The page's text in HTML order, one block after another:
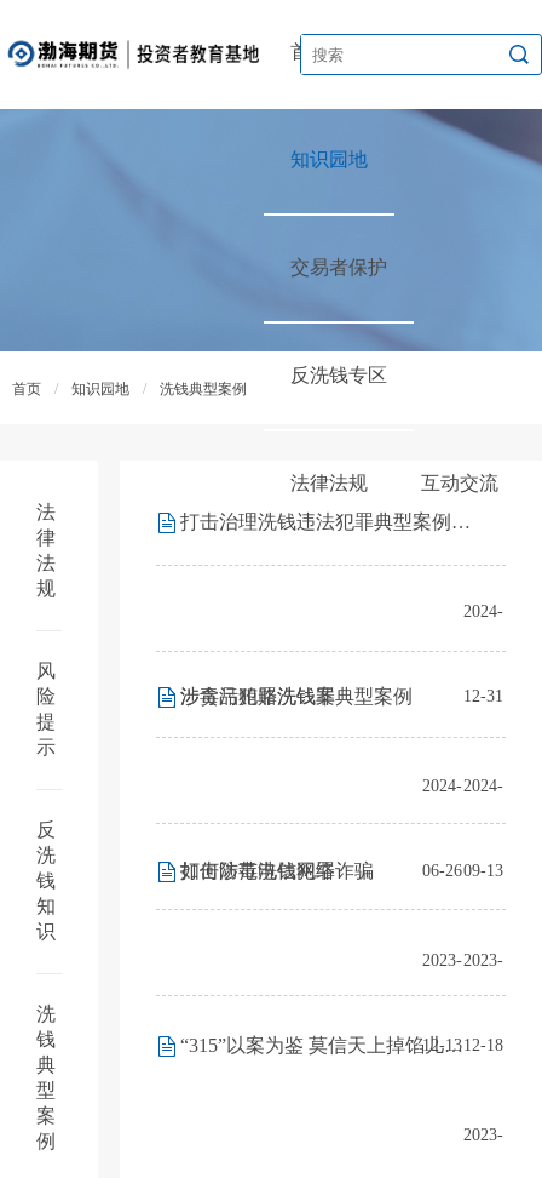
首页
知识园地
交易者保护
反洗钱专区
法律法规 互动交流
首页 / 知识园地 / 洗钱典型案例
打击治理洗钱违法犯罪典型案例——涉走私洗钱案
2024-
12-31
涉贪污贿赂洗钱罪典型案例
2024-
09-13
涉毒品犯罪洗钱案
2024-
06-26
如何防范电信网络诈骗
2023-
12-18
打击涉毒洗钱犯罪
2023-
12-13
“315”以案为鉴 莫信天上掉馅儿饼，网络诈骗花样多!
2023-
法
律
法
规
风
险
提
示
反
洗
钱
知
识
洗
钱
典
型
案
例